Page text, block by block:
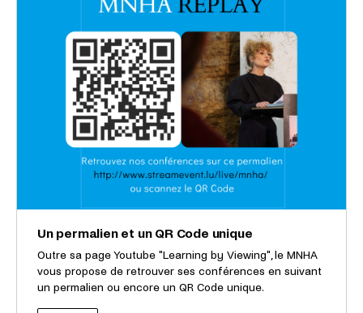
Un permalien et un QR Code unique
Outre sa page Youtube "Learning by Viewing", le MNHA
vous propose de retrouver ses conférences en suivant
un permalien ou encore un QR Code unique.